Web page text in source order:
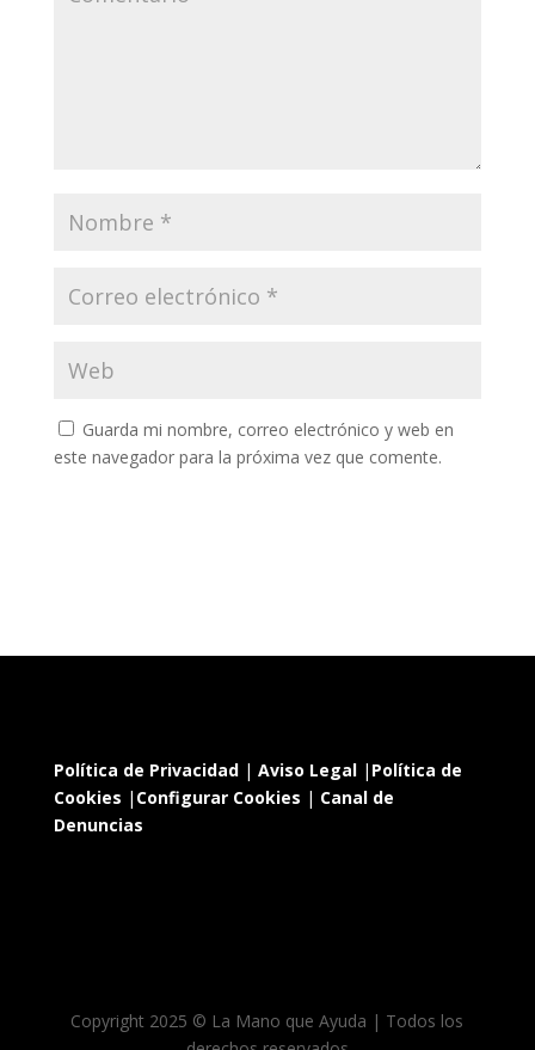
Guarda mi nombre, correo electrónico y web en
este navegador para la próxima vez que comente.
Política de Privacidad| Aviso Legal| Política de
Cookies | Configurar Cookies | Canal de
Denuncias
Copyright 2025 © La Mano que Ayuda | Todos los